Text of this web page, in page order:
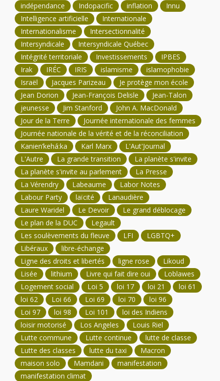
indépendance
Indopacific inflation
Innu
Intelligence artificielle
Internationale
Internationalisme
Intersectionnalité
Intersyndicale
Intersyndicale Québec
Intégrité territoriale
Investissements
IPBES
Irak
IRÉC IRIS islamisme
islamophobie
Israël
Jacques Parizeau
Je protège mon école
Jean Dorion
Jean-François Delisle
Jean-Talon
jeunesse
Jim Stanford
John A. MacDonald
Jour de la Terre
Journée internationale des femmes
Journée nationale de la vérité et de la réconciliation
Kanien’kehá:ka
Karl Marx
L'Aut'Journal
L'Autre
La grande transition
La planète s'invite
La planète s'invite au parlement
La Presse
La Vérendry
Labeaume
Labor Notes
Labour Party
laïcité
Lanaudière
Laure Waridel
Le Devoir
Le grand déblocage
Le plan de la DUC
Legault
Les soulèvements du fleuve
LFI
LGBTQ+
Libéraux
libre-échange
Ligne des droits et libertés
ligne rose
Likoud
Lisée
lithium Livre qui fait dire oui
Loblawes
Logement social
Loi 5 loi 17 loi 21
loi 61
loi 62
Loi 66 Loi 69 loi 70
loi 96
Loi 97
loi 98 Loi 101
loi des Indiens
loisir motorisé
Los Angeles
Louis Riel
Lutte commune
Lutte continue
lutte de classe
Lutte des classes
lutte du taxi
Macron
maison solo
Mamdani
manifestation
manifestation climat